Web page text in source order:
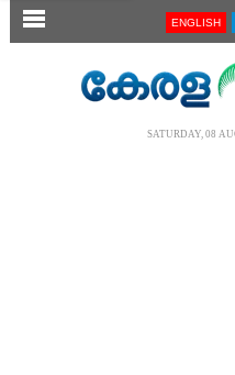
SECTIONS ENGLISH
SATURDAY, 08